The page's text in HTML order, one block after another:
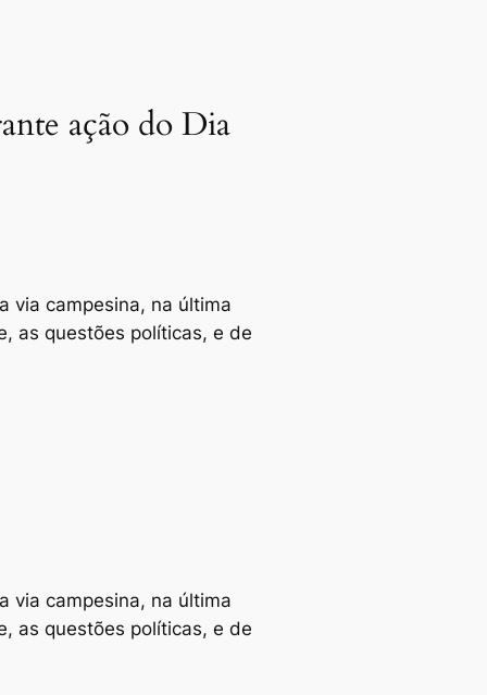
ação do Dia
via campesina, na última
as questões políticas, e de
via campesina, na última
as questões políticas, e de